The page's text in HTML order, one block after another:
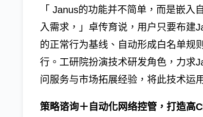
「 Janus的功能并不简单，而是嵌
入需求，」卓传育说，用户只要布建
的正常行为基线、自动形成白名单规
行。工研院扮演技术研发角色，力求
问服务与市场拓展经验，将此技术运
策略谘询＋自动化网络控管，打造高